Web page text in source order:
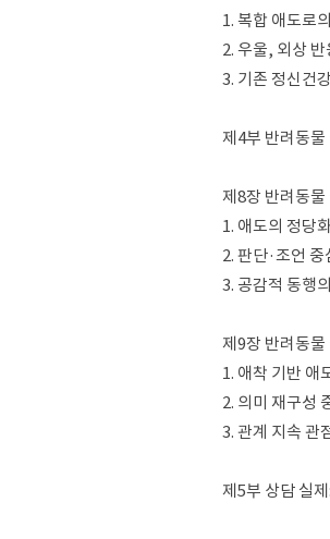
1. 복합 애도로
2. 우울, 외상
3. 기존 정신건
제4부 반려동물
제8장 반려동물
1. 애도의 정당
2. 판단·조언
3. 공감적 동행
제9장 반려동물
1. 애착 기반 애
2. 의미 재구성
3. 관계 지속 관
제5부 상담 실